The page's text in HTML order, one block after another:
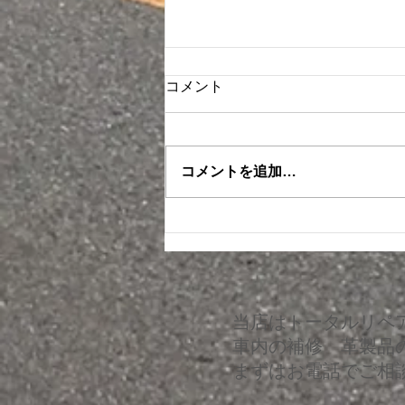
び割れ補修
コメント
コメントを追加…
当店はトータルリペ
車内の補修 革製品
まずはお電話でご相